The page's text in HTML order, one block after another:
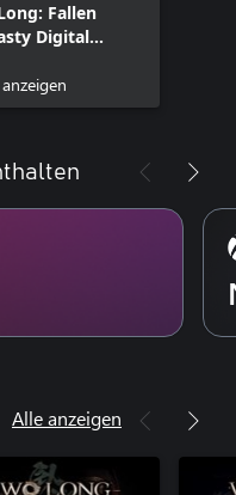
Fallen
Digital
Alle anzeigen